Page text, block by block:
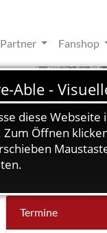
Partner Fanshop
Termine